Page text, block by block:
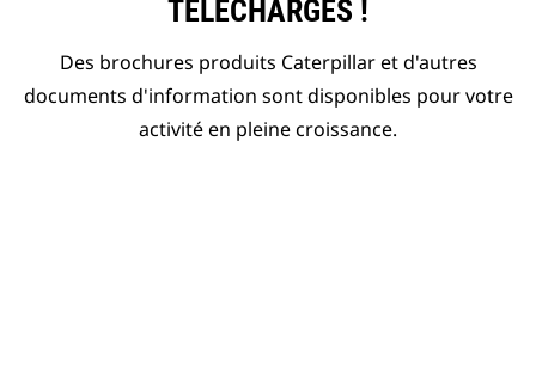
TÉLÉCHARGÉS !
Des brochures produits Caterpillar et d'autres
documents d'information sont disponibles pour votre
activité en pleine croissance.